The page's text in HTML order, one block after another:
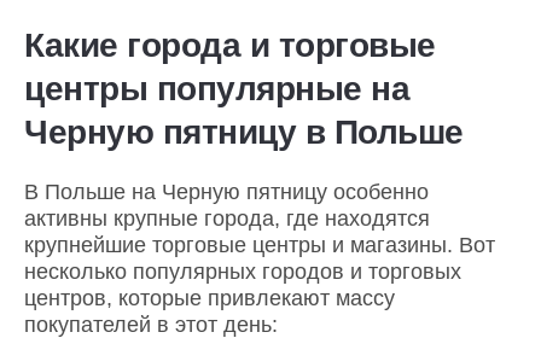
Какие города и торговые
центры популярные на
Черную пятницу в Польше
В Польше на Черную пятницу особенно
активны крупные города, где находятся
крупнейшие торговые центры и магазины. Вот
несколько популярных городов и торговых
центров, которые привлекают массу
покупателей в этот день: